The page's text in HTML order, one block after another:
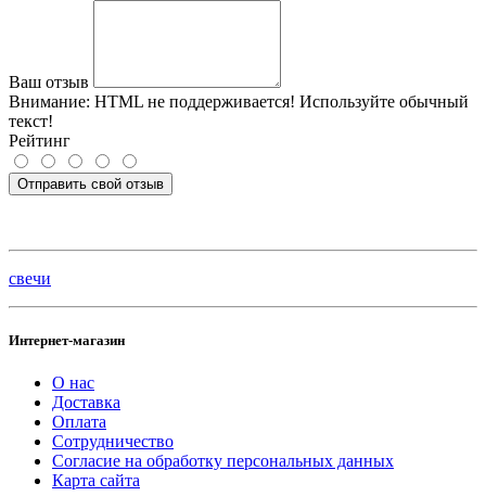
Ваш отзыв
Внимание: HTML не поддерживается! Используйте обычный
текст!
Рейтинг
Отправить свой отзыв
свечи
Интернет-магазин
О нас
Доставка
Оплата
Сотрудничество
Согласие на обработку персональных данных
Карта сайта